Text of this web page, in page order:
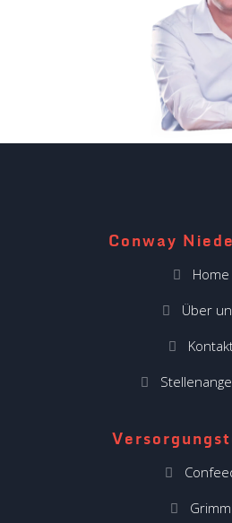
Conway
Home
Über
Grimm